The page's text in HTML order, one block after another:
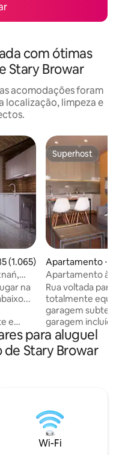
com ótimas
Stary Browar
acomodações foram
localização, limpeza e
uma avaliação média de
(1.065)
na
e
um
único,
fresco
Superhost
Superhost
Apartamento ⋅
Apartamento à
garagem
Rua voltada para
totalmente
garagem
garagem
supermercado no
playground ao
minutos a pé de
duração Se você precisar de alguma
recomendação
restaurantes,
sempre que
para aluguel
Stary Browar
Wi-Fi